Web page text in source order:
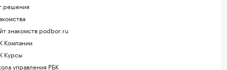
знакомств podbor.ru
Компании
Курсы
управления РБК